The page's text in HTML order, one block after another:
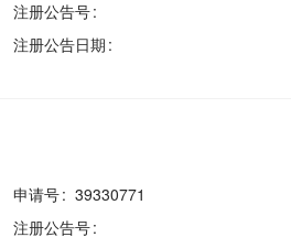
注册公告号
注册公告日期
申请号 39330771
注册公告号